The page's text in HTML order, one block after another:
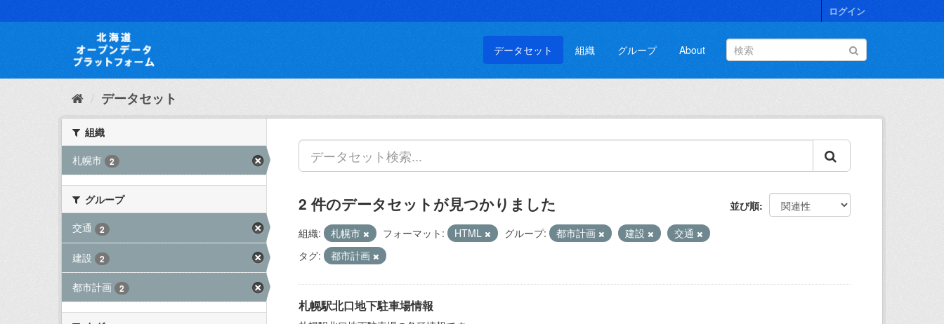
キ
て
ログイン
データセット 組織 グループ About
データセット
組織
札幌市
2
グループ
交通
2
建設 2
都市計画 2
並び順
2 件のデータセットが見つかりました
組織: 札幌市 フォーマット: HTML グループ: 都市計画 建設
交通
タグ:
都市計画
札幌駅北口地下駐車場情報